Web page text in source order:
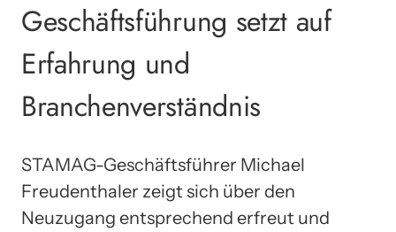
Geschäftsführung setzt auf
Erfahrung und
Branchenverständnis
STAMAG-Geschäftsführer Michael
Freudenthaler zeigt sich über den
Neuzugang entsprechend erfreut und